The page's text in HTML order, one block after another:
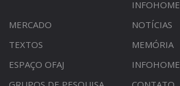
MERCADO
NOTÍCIAS
TEXTOS
MEMÓRIA
ESPAÇO OFAJ